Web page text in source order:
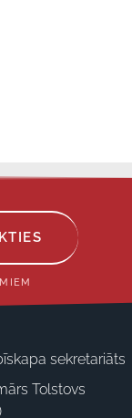
sekretariāts
Tolstovs